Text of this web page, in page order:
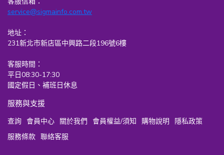
service@sigmainfo.com.tw
地址：
231新北市新店區中興路二段196號6樓
客服時間：
平日08:30-17:30
國定假日、補班日休息
服務與支援
查詢 會員中心 關於我們 會員權益/須知 購物說明
隱私政策
服務條款 聯絡客服